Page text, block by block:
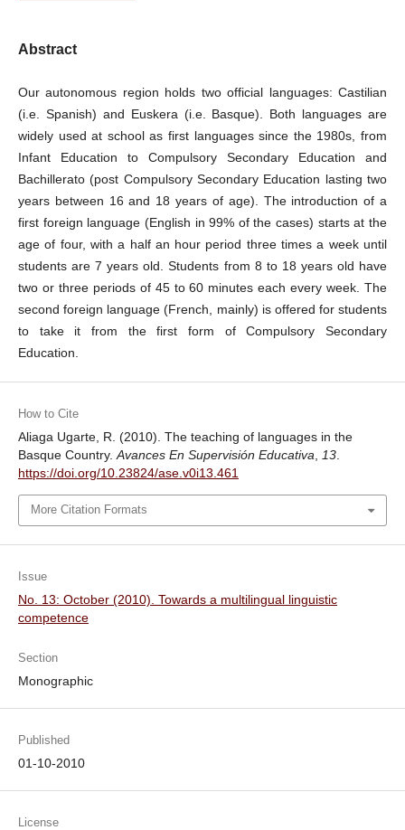
Abstract
Our autonomous region holds two official languages: Castilian
(i.e. Spanish) and Euskera (i.e. Basque). Both languages are
widely used at school as first languages since the 1980s, from
Infant Education to Compulsory Secondary Education and
Bachillerato (post Compulsory Secondary Education lasting two
years between 16 and 18 years of age). The introduction of a
first foreign language (English in 99% of the cases) starts at the
age of four, with a half an hour period three times a week until
students are 7 years old. Students from 8 to 18 years old have
two or three periods of 45 to 60 minutes each every week. The
second foreign language (French, mainly) is offered for students
to take it from the first form of Compulsory Secondary
Education.
How to Cite
Aliaga Ugarte, R. (2010). The teaching of languages in the
Basque Country. Avances En Supervisión Educativa 13.
https://doi.org/10.23824/ase.v0i13.461
More Citation Formats
Issue
No. 13: October (2010). Towards a multilingual linguistic
competence
Section
Monographic
Published
01-10-2010
License